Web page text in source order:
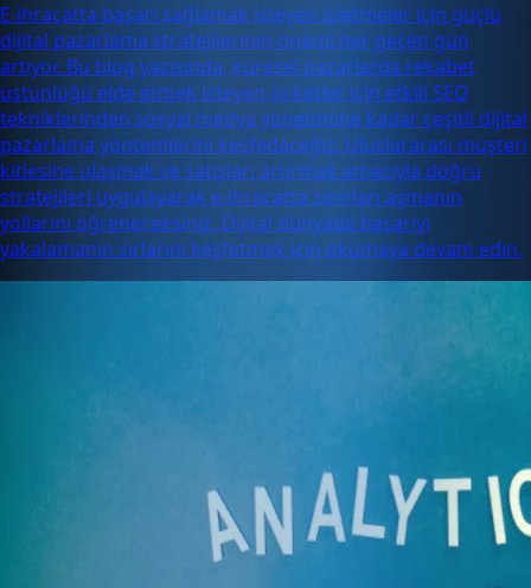
E-ihracatta başarı sağlamak isteyen işletmeler için güçlü
dijital pazarlama stratejilerinin önemi her geçen gün
artıyor. Bu blog yazısında, küresel pazarlarda rekabet
üstünlüğü elde etmek isteyen şirketler için etkili SEO
tekniklerinden sosyal medya yönetimine kadar çeşitli dijital
pazarlama yöntemlerini keşfedeceğiz. Uluslararası müşteri
kitlesine ulaşmak ve satışları artırmak amacıyla doğru
stratejileri uygulayarak e-ihracatta sınırları aşmanın
yollarını öğreneceksiniz. Dijital dünyada başarıyı
yakalamanın sırlarını keşfetmek için okumaya devam edin.